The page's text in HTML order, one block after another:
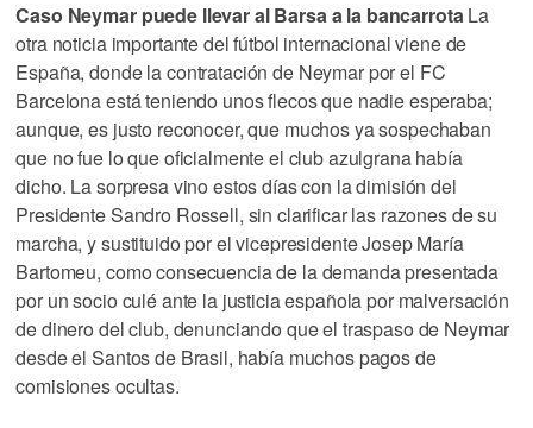
Caso Neymar puede llevar al Barsa a la bancarrotaLa
otra noticia importante del fútbol internacional viene de
España, donde la contratación de Neymar por el FC
Barcelona está teniendo unos flecos que nadie esperaba;
aunque, es justo reconocer, que muchos ya sospechaban
que no fue lo que oficialmente el club azulgrana había
dicho. La sorpresa vino estos días con la dimisión del
Presidente Sandro Rossell, sin clarificar las razones de su
marcha, y sustituido por el vicepresidente Josep María
Bartomeu, como consecuencia de la demanda presentada
por un socio culé ante la justicia española por malversación
de dinero del club, denunciando que el traspaso de Neymar
desde el Santos de Brasil, había muchos pagos de
comisiones ocultas.